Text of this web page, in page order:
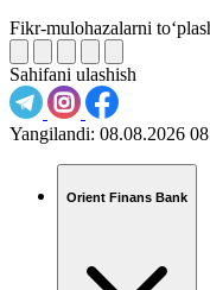
Fikr-mulohazalarni
Sahifani ulashish
Yangilandi: 08.08.2026
Orient Finans Bank